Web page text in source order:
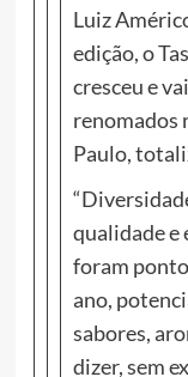
Luiz
edição, o
cresceu e
renomados
Paulo,
qualidade e
foram
ano,
sabores,
dizer, sem